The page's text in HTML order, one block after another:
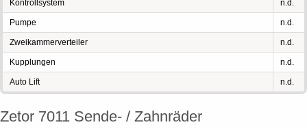
Kontrollsystem n.d.
Pumpe n.d.
Zweikammerverteiler n.d.
Kupplungen n.d.
Auto Lift n.d.
Zetor 7011 Sende- / Zahnräder